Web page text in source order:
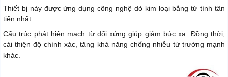
Thiết bị này được ứng dụng công nghệ dò kim loại bằng từ tính tân
tiến nhất.
Cấu trúc phát hiện mạch từ đối xứng giúp giảm bức xạ. Đồng thời,
cải thiện độ chính xác, tăng khả năng chống nhiễu từ trường mạnh
khác.